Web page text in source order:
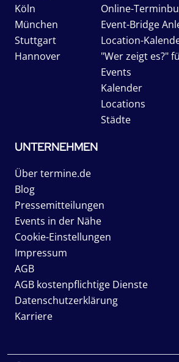
Köln
München
Stuttgart
Hannover
Online-
Event-Bridge
Location-
"Wer zeigt es?"
Events
Kalender
Locations
Städte
UNTERNEHMEN
Über termine.de
Blog
Pressemitteilungen
Events in der Nähe
Cookie-Einstellungen
Impressum
AGB
AGB kostenpflichtige Dienste
Datenschutzerklärung
Karriere